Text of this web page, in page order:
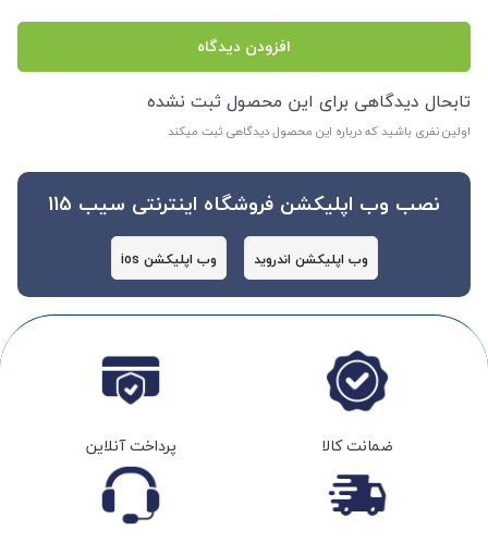
افزودن دیدگاه
تابحال دیدگاهی برای این محصول ثبت نشده
اولین نفری باشید که درباره این محصول دیدگاهی ثبت میکند
نصب وب اپلیکشن فروشگاه اینترنتی سیب 115
وب اپلیکشن اندروید وب اپلیکشن ios
ضمانت کالا پرداخت آنلاین